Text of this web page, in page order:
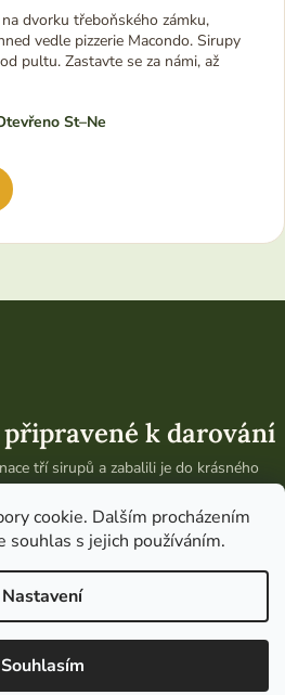
cookie. Dalším procházením
s jejich používáním.
Nastavení
Souhlasím
dvorku třeboňského zámku,
vedle pizzerie Macondo. Sirupy
pultu. Zastavte se za námi, až
St–Ne
k darování
tří sirupů a zabalili je do krásného